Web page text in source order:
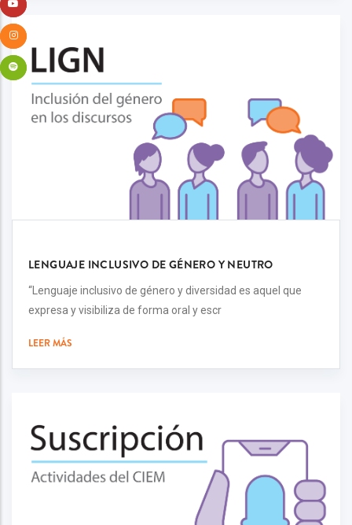
LENGUAJE INCLUSIVO DE GÉNERO Y NEUTRO
“Lenguaje inclusivo de género y diversidad es aquel que
expresa y visibiliza de forma oral y escr
LEER MÁS